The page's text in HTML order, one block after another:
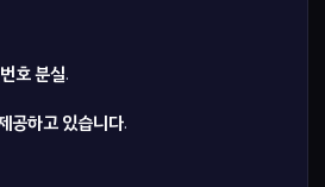
호 분실.
공하고 있습니다.